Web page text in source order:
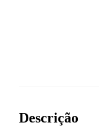
Descrição